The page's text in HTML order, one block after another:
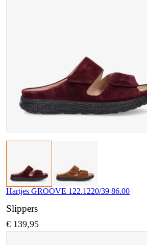
Hartjes GROOVE 122.1220/39 86.00
Slippers
€ 139,95